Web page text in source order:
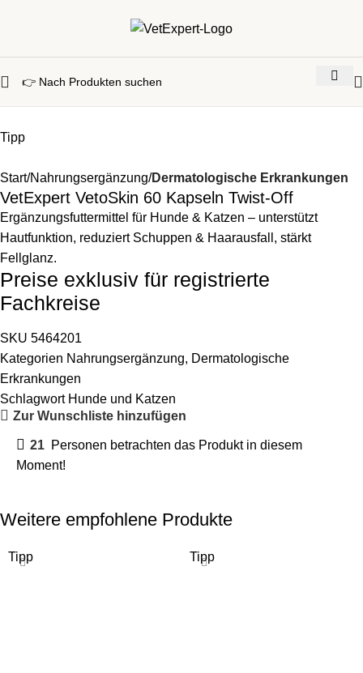
Tipp
Start Nahrungsergänzung Dermatologische Erkrankungen
VetExpert VetoSkin 60 Kapseln Twist-Off
Ergänzungsfuttermittel für Hunde & Katzen – unterstützt
Hautfunktion, reduziert Schuppen & Haarausfall, stärkt
Fellglanz.
Preise exklusiv für registrierte
Fachkreise
SKU 5464201
Kategorien Nahrungsergänzung, Dermatologische
Erkrankungen
Schlagwort Hunde und Katzen
Zur Wunschliste hinzufügen
21 Personen betrachten das Produkt in diesem
Moment!
Weitere empfohlene Produkte
Tipp Tipp